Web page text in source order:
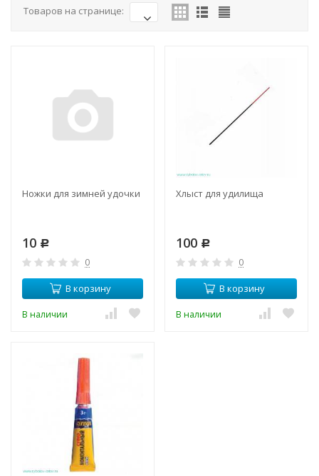
Товаров на странице:
Ножки для зимней удочки
10 Р
0
В корзину
В наличии
Хлыст для удилища
100 Р
0
В корзину
В наличии